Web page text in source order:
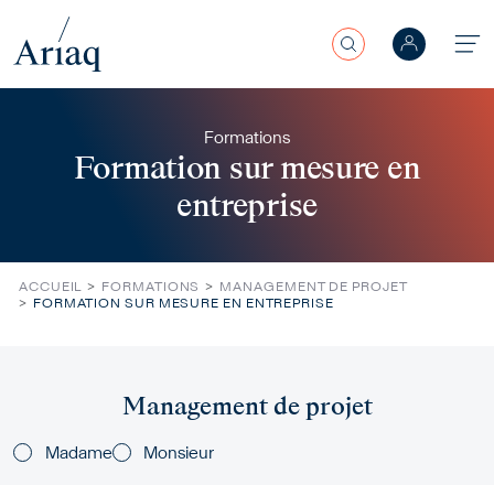
Formations
Formation sur mesure en
entreprise
ACCUEIL FORMATIONS
MANAGEMENT DE PROJET
FORMATION SUR MESURE EN ENTREPRISE
Management de projet
TitlesMadame Monsieur